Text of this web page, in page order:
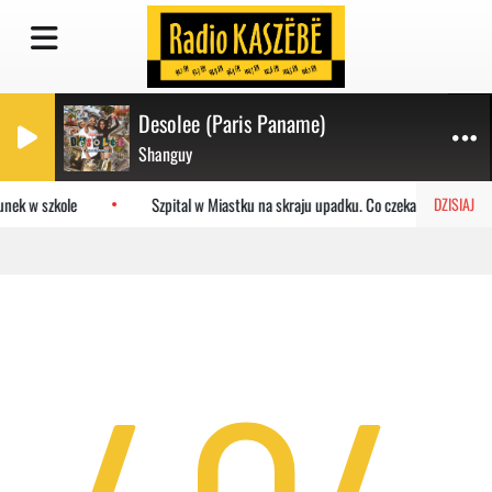
Desolee (Paris Paname)
Shanguy
DZISIAJ
w szkole Szpital w Miastku na skraju upadku. Co czeka placówkę?